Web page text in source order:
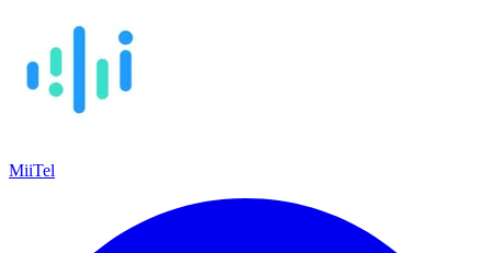
MiiTel